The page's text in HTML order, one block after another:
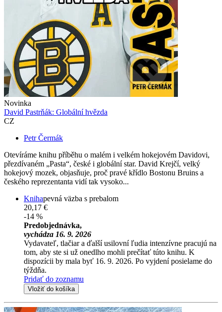
Novinka
David Pastrňák: Globální hvězda
CZ
Petr Čermák
Otevíráme knihu příběhu o malém i velkém hokejovém Davidovi,
přezdívaném „Pasta“, české i globální star. David Krejčí, velký
hokejový mozek, objasňuje, proč pravé křídlo Bostonu Bruins a
českého reprezentanta vidí tak vysoko...
Knihapevná väzba s prebalom
20,17 €
-14 %
Predobjednávka,
vychádza 16. 9. 2026
Vydavateľ, tlačiar a ďalší usilovní ľudia intenzívne pracujú na
tom, aby ste si už onedlho mohli prečítať túto knihu. K
dispozícii by mala byť 16. 9. 2026. Po vyjdení posielame do
týždňa.
Pridať do zoznamu
Vložiť do košíka